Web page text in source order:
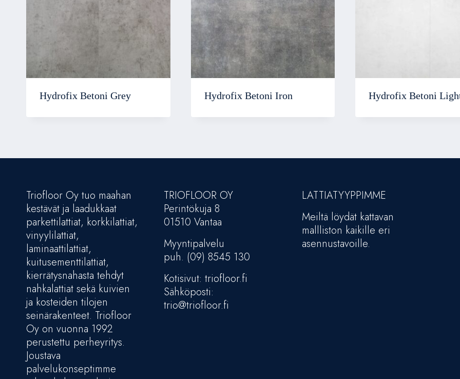
Hydrofix Betoni Grey Hydrofix Betoni Iron Hydrofix Betoni
Triofloor Oy tuo maahan
kestävät ja laadukkaat
parkettilattiat, korkkilattiat,
vinyylilattiat,
laminaattilattiat,
kuitusementtilattiat,
kierrätysnahasta tehdyt
nahkalattiat sekä kuivien
ja kosteiden tilojen
seinärakenteet. Triofloor
Oy on vuonna 1992
perustettu perheyritys.
Joustava
palvelukonseptimme
TRIOFLOOR OY
Perintökuja 8
01510 Vantaa
Myyntipalvelu
puh. (09) 8545 130
Kotisivut: triofloor.fi
Sähköposti:
trio@triofloor.fi
LATTIATYYPPIMME
Meiltä löydät kattavan
mallliston kaikille eri
asennustavoille.